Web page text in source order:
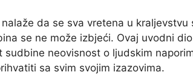
da se sva vretena u
se ne može izbjeći. Ovaj uvodni
sudbine neovisnost o ljudskim
sa svim svojim izazovima.